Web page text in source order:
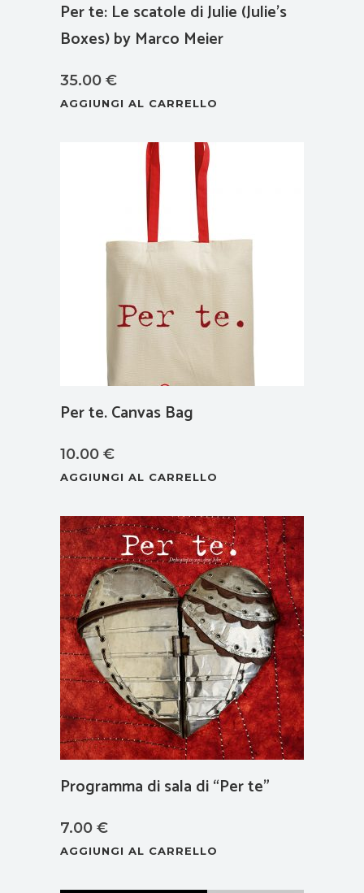
Per te: Le scatole di Julie (Julie’s
Boxes) by Marco Meier
35.00 €
AGGIUNGI AL CARRELLO
Per te. Canvas Bag
10.00 €
AGGIUNGI AL CARRELLO
Programma di sala di “Per te”
7.00 €
AGGIUNGI AL CARRELLO